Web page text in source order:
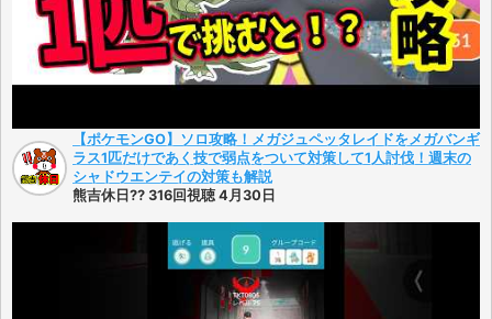
【ポケモンGO】ソロ攻略！メガジュペッタレイドをメガバンギ
ラス1匹だけであく技で弱点をついて対策して1人討伐！週末の
シャドウエンテイの対策も解説
熊吉休日?? 316回視聴 4月30日